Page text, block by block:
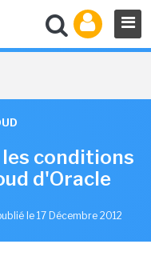
conditions
d'Oracle
le 17 Décembre 2012